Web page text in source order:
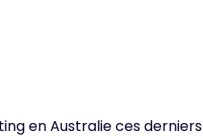
en Australie ces derniers